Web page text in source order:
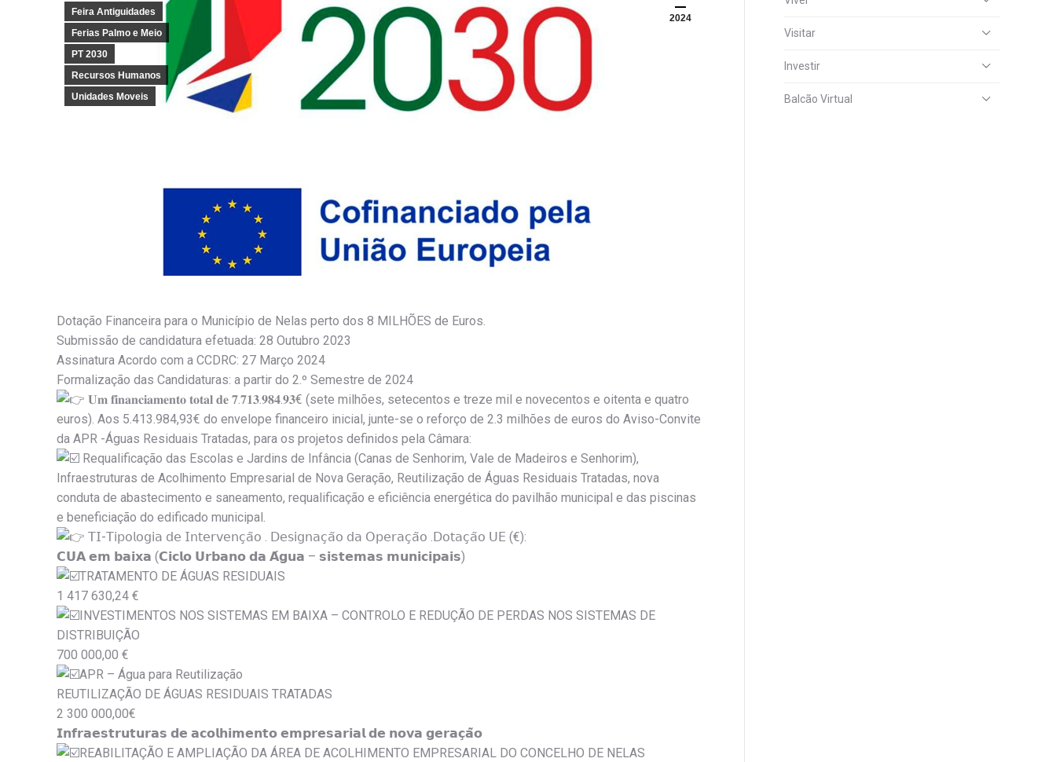
2024
Feira Antiguidades
Ferias Palmo e Meio
PT 2030
Recursos Humanos
Unidades Moveis
Dotação Financeira para o Município de Nelas perto dos 8 MILHÕES de Euros.
Submissão de candidatura efetuada: 28 Outubro 2023
Assinatura Acordo com a CCDRC: 27 Março 2024
Formalização das Candidaturas: a partir do 2.º Semestre de 2024
𝐔𝐦 𝐟𝐢𝐧𝐚𝐧𝐜𝐢𝐚𝐦𝐞𝐧𝐭𝐨 𝐭𝐨𝐭𝐚𝐥 𝐝𝐞 𝟕.𝟕𝟏𝟑.𝟗𝟖𝟒.𝟗𝟑€ (sete milhões, setecentos e treze mil e novecentos e oitenta e quatro
euros). Aos 5.413.984,93€ do envelope financeiro inicial, junte-se o reforço de 2.3 milhões de euros do Aviso-Convite
da APR -Águas Residuais Tratadas, para os projetos definidos pela Câmara:
Requalificação das Escolas e Jardins de Infância (Canas de Senhorim, Vale de Madeiros e Senhorim),
Infraestruturas de Acolhimento Empresarial de Nova Geração, Reutilização de Águas Residuais Tratadas, nova
conduta de abastecimento e saneamento, requalificação e eficiência energética do pavilhão municipal e das piscinas
e beneficiação do edificado municipal.
𝖳𝖨-𝖳𝗂𝗉𝗈𝗅𝗈𝗀𝗂𝖺 𝖽𝖾 𝖨𝗇𝗍𝖾𝗋𝗏𝖾𝗇𝖼̧𝖺̃𝗈 . 𝖣𝖾𝗌𝗂𝗀𝗇𝖺𝖼̧𝖺̃𝗈 𝖽𝖺 𝖮𝗉𝖾𝗋𝖺𝖼̧𝖺̃𝗈 .𝖣𝗈𝗍𝖺𝖼̧𝖺̃𝗈 𝖴𝖤 (€):
𝗖𝗨𝗔 𝗲𝗺 𝗯𝗮𝗶𝘅𝗮 (𝗖𝗶𝗰𝗹𝗼 𝗨𝗿𝗯𝗮𝗻𝗼 𝗱𝗮 𝗔́𝗴𝘂𝗮 – 𝘀𝗶𝘀𝘁𝗲𝗺𝗮𝘀 𝗺𝘂𝗻𝗶𝗰𝗶𝗽𝗮𝗶𝘀)
TRATAMENTO DE ÁGUAS RESIDUAIS
1 417 630,24 €
INVESTIMENTOS NOS SISTEMAS EM BAIXA – CONTROLO E REDUÇÃO DE PERDAS NOS SISTEMAS DE
DISTRIBUIÇÃO
700 000,00 €
APR – Água para Reutilização
REUTILIZAÇÃO DE ÁGUAS RESIDUAIS TRATADAS
2 300 000,00€
𝗜𝗻𝗳𝗿𝗮𝗲𝘀𝘁𝗿𝘂𝘁𝘂𝗿𝗮𝘀 𝗱𝗲 𝗮𝗰𝗼𝗹𝗵𝗶𝗺𝗲𝗻𝘁𝗼 𝗲𝗺𝗽𝗿𝗲𝘀𝗮𝗿𝗶𝗮𝗹 𝗱𝗲 𝗻𝗼𝘃𝗮 𝗴𝗲𝗿𝗮𝗰̧𝗮̃𝗼
REABILITAÇÃO E AMPLIAÇÃO DA ÁREA DE ACOLHIMENTO EMPRESARIAL DO CONCELHO DE NELAS
Visitar
Investir
Balcão Virtual